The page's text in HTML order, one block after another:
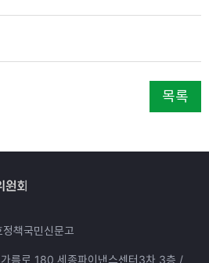
목록
책국민신문고
름로 180 세종파이낸스센터3차 3층 /